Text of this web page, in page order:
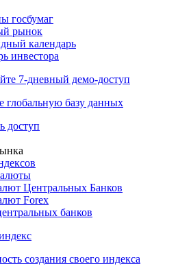
госбумаг
рынок
календарь
инвестора
7-дневный демо-доступ
глобальную базу данных
доступ
Центральных Банков
Forex
банков
создания своего индекса